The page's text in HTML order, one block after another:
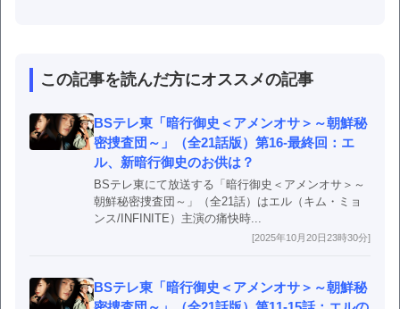
この記事を読んだ方にオススメの記事
BSテレ東「暗行御史＜アメンオサ＞～朝鮮秘
密捜査団～」（全21話版）第16-最終回：エ
ル、新暗行御史のお供は？
BSテレ東にて放送する「暗行御史＜アメンオサ＞～
朝鮮秘密捜査団～」（全21話）はエル（キム・ミョ
ンス/INFINITE）主演の痛快時...
[2025年10月20日23時30分]
BSテレ東「暗行御史＜アメンオサ＞～朝鮮秘